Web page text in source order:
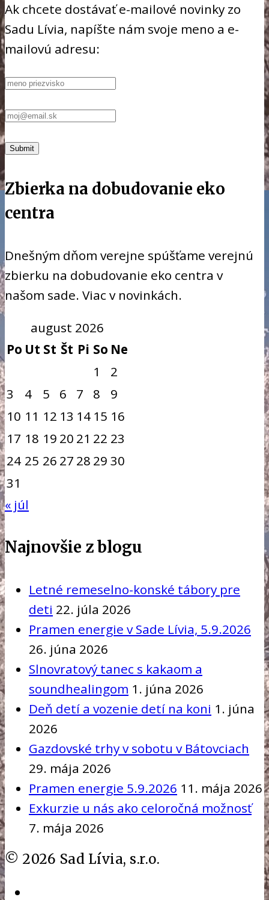
Ak chcete dostávať e-mailové novinky zo
Sadu Lívia, napíšte nám svoje meno a e-
mailovú adresu:
Zbierka na dobudovanie eko
centra
Dnešným dňom verejne spúšťame verejnú
zbierku na dobudovanie eko centra v
našom sade. Viac v novinkách.
august 2026
Po Ut St Št Pi So Ne
1
2
3
4 5 6 7 8
9
10 11 12 13 14 15 16
17 18 19 20 21 22 23
24 25 26 27 28 29 30
31
« júl
Najnovšie z blogu
Letné remeselno-konské tábory pre
deti 22. júla 2026
Pramen energie v Sade Lívia, 5.9.2026
26. júna 2026
Slnovratový tanec s kakaom a
soundhealingom 1. júna 2026
Deň detí a vozenie detí na koni 1. júna
2026
Gazdovské trhy v sobotu v Bátovciach
29. mája 2026
Pramen energie 5.9.2026 11. mája 2026
Exkurzie u nás ako celoročná možnosť
7. mája 2026
© 2026 Sad Lívia, s.r.o.